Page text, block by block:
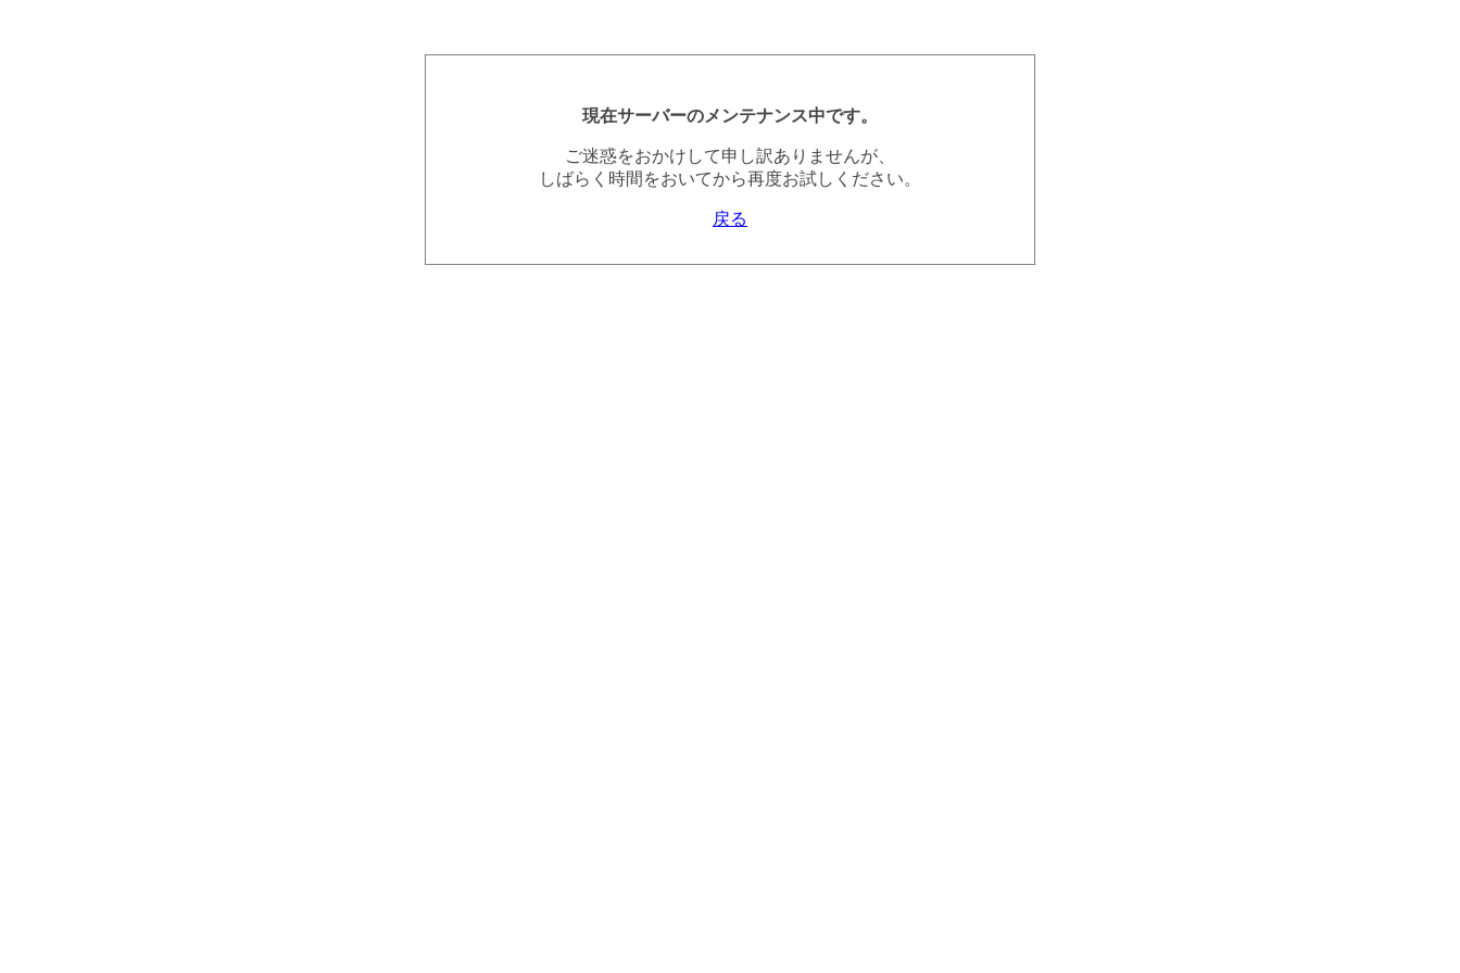
現在サーバーのメンテナンス中です。
ご迷惑をおかけして申し訳ありませんが、
しばらく時間をおいてから再度お試しください。
戻る